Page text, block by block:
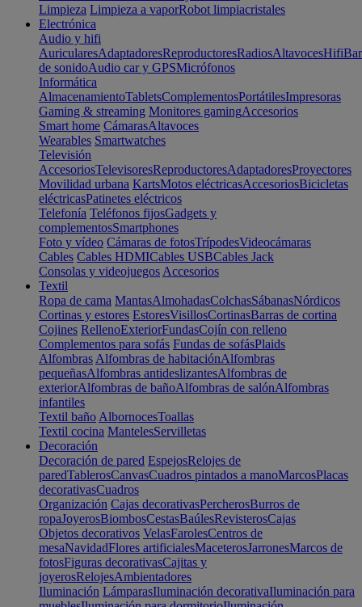
Limpieza Limpieza a vaporRobot limpiacristales
Electrónica
Audio y hifi
AuricularesAdaptadoresReproductoresRadiosAltavocesHifi
de sonidoAudio car y GPSMicrófonos
Informática
AlmacenamientoTabletsComplementosPortátilesImpresoras
Gaming & streaming Monitores gamingAccesorios
Smart home CámarasAltavoces
Wearables Smartwatches
Televisión
AccesoriosTelevisoresReproductoresAdaptadoresProyectores
Movilidad urbana KartsMotos eléctricasAccesoriosBicicletas
eléctricasPatinetes eléctricos
Telefonía Teléfonos fijosGadgets y
complementosSmartphones
Foto y vídeo Cámaras de fotosTrípodesVideocámaras
Cables Cables HDMICables USBCables Jack
Consolas y videojuegos Accesorios
Textil
Ropa de cama MantasAlmohadasColchasSábanasNórdicos
Cortinas y estores EstoresVisillosCortinasBarras de cortina
Cojines RellenoExteriorFundasCojín con relleno
Complementos para sofás Fundas de sofásPlaids
Alfombras Alfombras de habitaciónAlfombras
pequeñasAlfombras antideslizantesAlfombras de
exteriorAlfombras de bañoAlfombras de salónAlfombras
infantiles
Textil baño AlbornocesToallas
Textil cocina MantelesServilletas
Decoración
Decoración de pared EspejosRelojes de
paredTablerosCanvasCuadros pintados a manoMarcosPlacas
decorativasCuadros
Organización Cajas decorativasPercherosBurros de
ropaJoyerosBiombosCestasBaúlesRevisterosCajas
Objetos decorativos VelasFarolesCentros de
mesaNavidadFlores artificialesMaceterosJarronesMarcos de
fotosFiguras decorativasCajitas y
joyerosRelojesAmbientadores
Iluminación LámparasIluminación decorativaIluminación para